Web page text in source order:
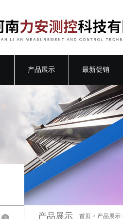
产品展示 最新促销
产品展示 首页 > 产品展示